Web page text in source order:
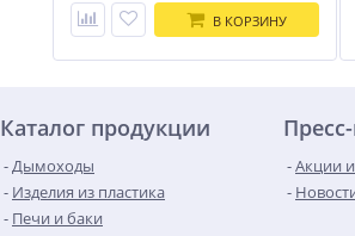
В КОРЗИНУ
Каталог продукции
Дымоходы
Изделия из пластика
Печи и баки
Акции